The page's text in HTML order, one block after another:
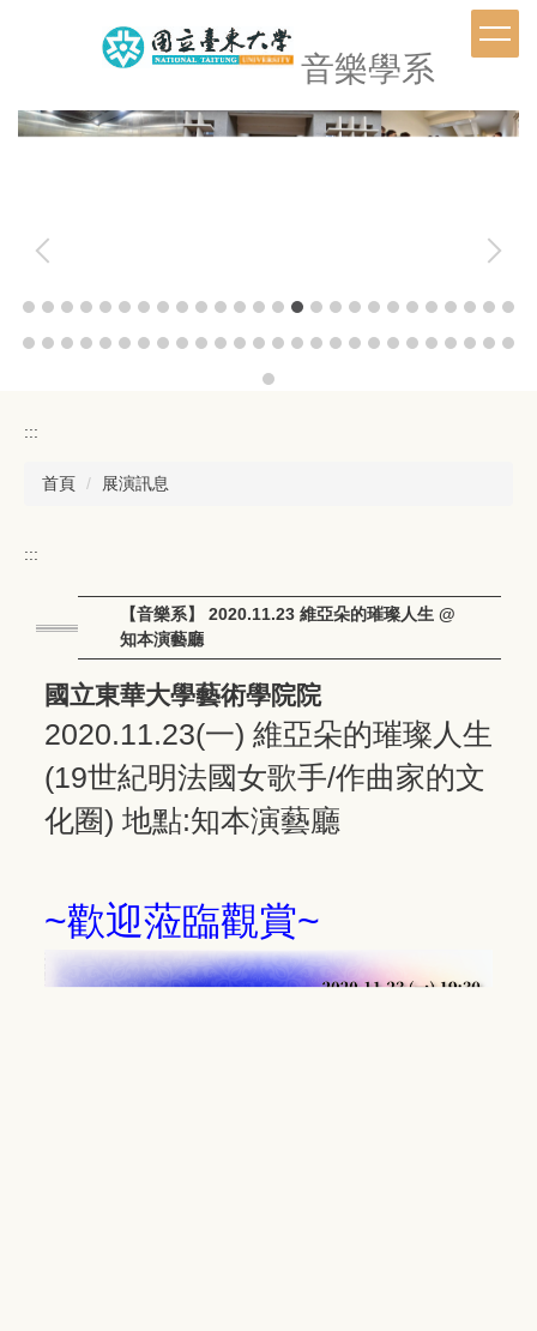
內
容
音樂學系
:::
首頁 展演訊息
:::
【音樂系】 2020.11.23 維亞朵的璀璨人生 @
知本演藝廳
國立東華大學藝術學院院
2020.11.23(一) 維亞朵的璀璨人生
(19世紀明法國女歌手/作曲家的文
化圈) 地點:知本演藝廳
~歡迎蒞臨觀賞~